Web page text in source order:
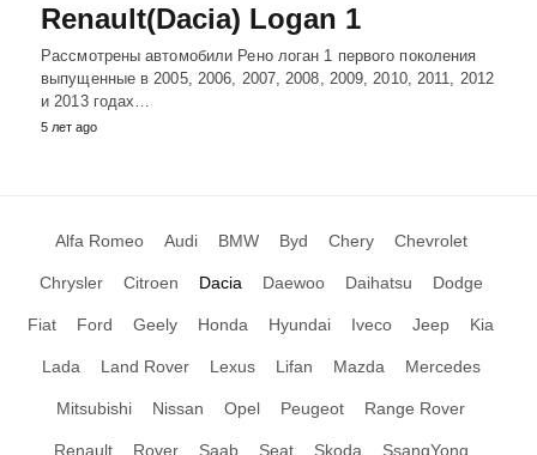
Renault(Dacia) Logan 1
Рассмотрены автомобили Рено логан 1 первого поколения
выпущенные в 2005, 2006, 2007, 2008, 2009, 2010, 2011, 2012
и 2013 годах…
5 лет ago
Alfa Romeo Audi BMW Byd Chery Chevrolet
Chrysler Citroen Dacia Daewoo Daihatsu Dodge
Fiat Ford Geely Honda Hyundai Iveco Jeep Kia
Lada Land Rover Lexus Lifan Mazda Mercedes
Mitsubishi Nissan Opel Peugeot Range Rover
Renault Rover Saab Seat Skoda SsangYong